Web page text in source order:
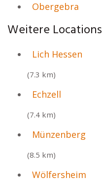
Obergebra
Weitere
Lich Hessen
(7.3 km)
Echzell
(7.4 km)
Münzenberg
(8.5 km)
Wölfersheim